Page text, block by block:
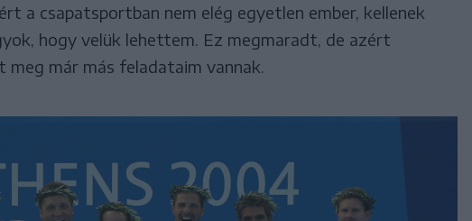
a csapatsportban nem elég egyetlen ember, kellenek
hogy velük lehettem. Ez megmaradt, de azért
már más feladataim vannak.